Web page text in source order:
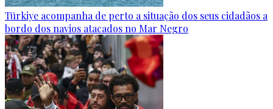
Türkiye acompanha de perto a situação dos seus cidadãos a
bordo dos navios atacados no Mar Negro